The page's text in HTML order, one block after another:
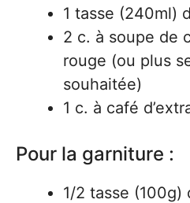
1 tasse (240ml)
2 c. à soupe de
rouge (ou plus
souhaitée)
1 c. à café
Pour la garniture :
1/2 tasse